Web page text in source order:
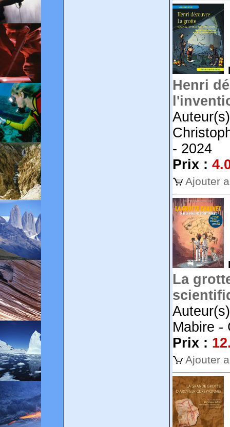
Henri
- 2024
Prix :
Ajouter
La
Mabire -
Prix :
Ajouter